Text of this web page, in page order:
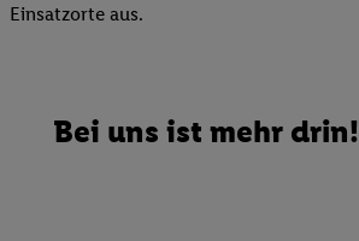
Einsatzorte aus.
Bei uns ist mehr drin!